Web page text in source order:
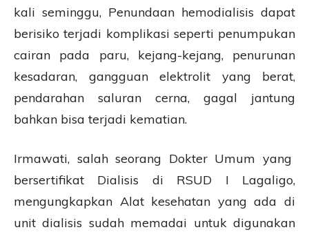
kali seminggu, Penundaan hemodialisis dapat
berisiko terjadi komplikasi seperti penumpukan
cairan pada paru, kejang-kejang, penurunan
kesadaran, gangguan elektrolit yang berat,
pendarahan saluran cerna, gagal jantung
bahkan bisa terjadi kematian.
Irmawati, salah seorang Dokter Umum yang
bersertifikat Dialisis di RSUD I Lagaligo,
mengungkapkan Alat kesehatan yang ada di
unit dialisis sudah memadai untuk digunakan